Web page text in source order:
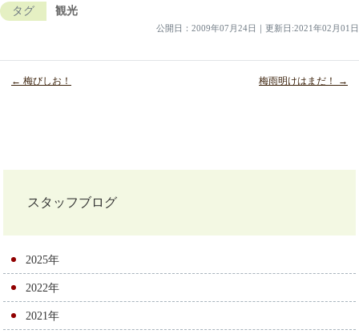
タグ 観光
公開日： 2009年07月24日 ｜ 更新日:2021年02月01日
ナ
ビ
ゲ
ー
シ
← 梅びしお！ 梅雨明けはまだ！ →
スタッフブログ
2025年
2022年
2021年